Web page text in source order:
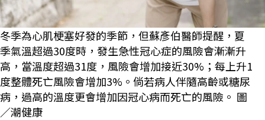
冬季為心肌梗塞好發的季節，但蘇彥伯醫師提醒，夏
季氣溫超過30度時，發生急性冠心症的風險會漸漸升
高，當溫度超過31度，風險會增加接近30%；每上升1
度整體死亡風險會增加3%。倘若病人伴隨高齡或糖尿
病，過高的溫度更會增加因冠心病而死亡的風險。 圖
／潮健康